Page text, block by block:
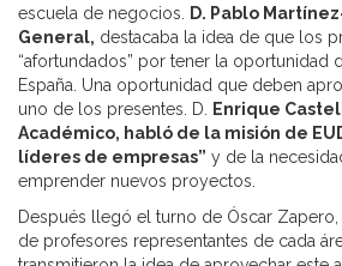
escuela de negocios.
D. Pablo
General, destacaba la idea de que los
“afortundados” por tener la oportunidad
España. Una oportunidad que deben
uno de los presentes. D.
Enrique
Académico, habló de la misión de
líderes de empresas” y de la
emprender nuevos proyectos.
Después llegó el turno de Óscar
de profesores representantes de cada